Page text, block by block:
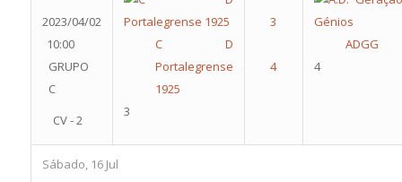
2023/04/02
10:00
GRUPO
C
CV - 2
C D
Portalegrense
1925
3
ADGG
4
Sábado, 16 Jul